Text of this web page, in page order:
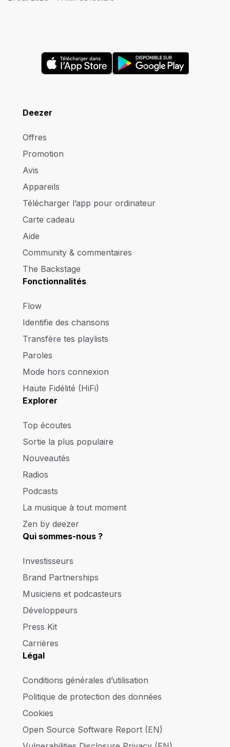
Deezer
Offres
Promotion
Avis
Appareils
Télécharger l’app pour ordinateur
Carte cadeau
Aide
Community & commentaires
The Backstage
Fonctionnalités
Flow
Identifie des chansons
Transfère tes playlists
Paroles
Mode hors connexion
Haute Fidélité (HiFi)
Explorer
Top écoutes
Sortie la plus populaire
Nouveautés
Radios
Podcasts
La musique à tout moment
Zen by deezer
Qui sommes-nous ?
Investisseurs
Brand Partnerships
Musiciens et podcasteurs
Développeurs
Press Kit
Carrières
Légal
Conditions générales d’utilisation
Politique de protection des données
Cookies
Open Source Software Report (EN)